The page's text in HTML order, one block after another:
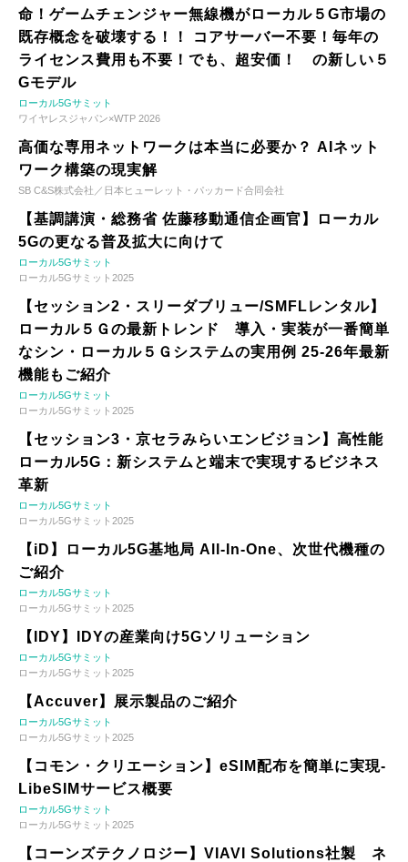
命！ゲームチェンジャー無線機がローカル５G市場の
既存概念を破壊する！！ コアサーバー不要！毎年の
ライセンス費用も不要！でも、超安価！ の新しい５
Gモデル
ローカル5Gサミット
ワイヤレスジャパン×WTP 2026
高価な専用ネットワークは本当に必要か？ AIネット
ワーク構築の現実解
SB C&S株式会社／日本ヒューレット・パッカード合同会社
【基調講演・総務省 佐藤移動通信企画官】ローカル
5Gの更なる普及拡大に向けて
ローカル5Gサミット
ローカル5Gサミット2025
【セッション2・スリーダブリュー/SMFLレンタル】
ローカル５Ｇの最新トレンド 導入・実装が一番簡単
なシン・ローカル５Ｇシステムの実用例 25-26年最新
機能もご紹介
ローカル5Gサミット
ローカル5Gサミット2025
【セッション3・京セラみらいエンビジョン】高性能
ローカル5G：新システムと端末で実現するビジネス
革新
ローカル5Gサミット
ローカル5Gサミット2025
【iD】ローカル5G基地局 All-In-One、次世代機種の
ご紹介
ローカル5Gサミット
ローカル5Gサミット2025
【IDY】IDYの産業向け5Gソリューション
ローカル5Gサミット
ローカル5Gサミット2025
【Accuver】展示製品のご紹介
ローカル5Gサミット
ローカル5Gサミット2025
【コモン・クリエーション】eSIM配布を簡単に実現-
LibeSIMサービス概要
ローカル5Gサミット
ローカル5Gサミット2025
【コーンズテクノロジー】VIAVI Solutions社製 ネ